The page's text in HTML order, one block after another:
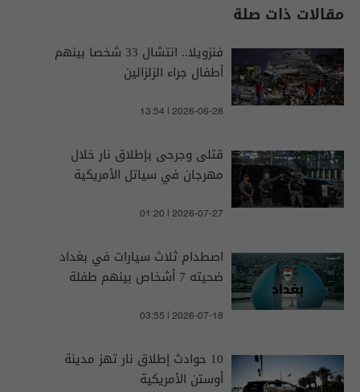
مقالات ذات صلة
فنزويلا.. انتشال 33 شخصا بينهم
أطفال جراء الزلزالين
13:54 | 2026-06-28
قتلى وجرحى بإطلاق نار خلال
مهرجان في سياتل الأمريكية
01:20 | 2026-07-27
اصطدام ثلاث سيارات في بغداد
ضحيته 7 أشخاص بينهم طفلة
03:55 | 2026-07-18
10 حوادث إطلاق نار تهز مدينة
أوستن الأمريكية